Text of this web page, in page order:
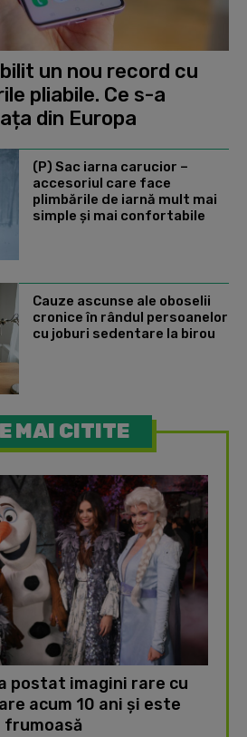
un nou record cu
pliabile. Ce s-a
din Europa
(P) Sac iarna carucior –
accesoriul care face
plimbările de iarnă mult mai
simple și mai confortabile
Cauze ascunse ale oboselii
cronice în rândul persoanelor
cu joburi sedentare la birou
MAI CITITE
postat imagini rare cu
acum 10 ani și este
frumoasă